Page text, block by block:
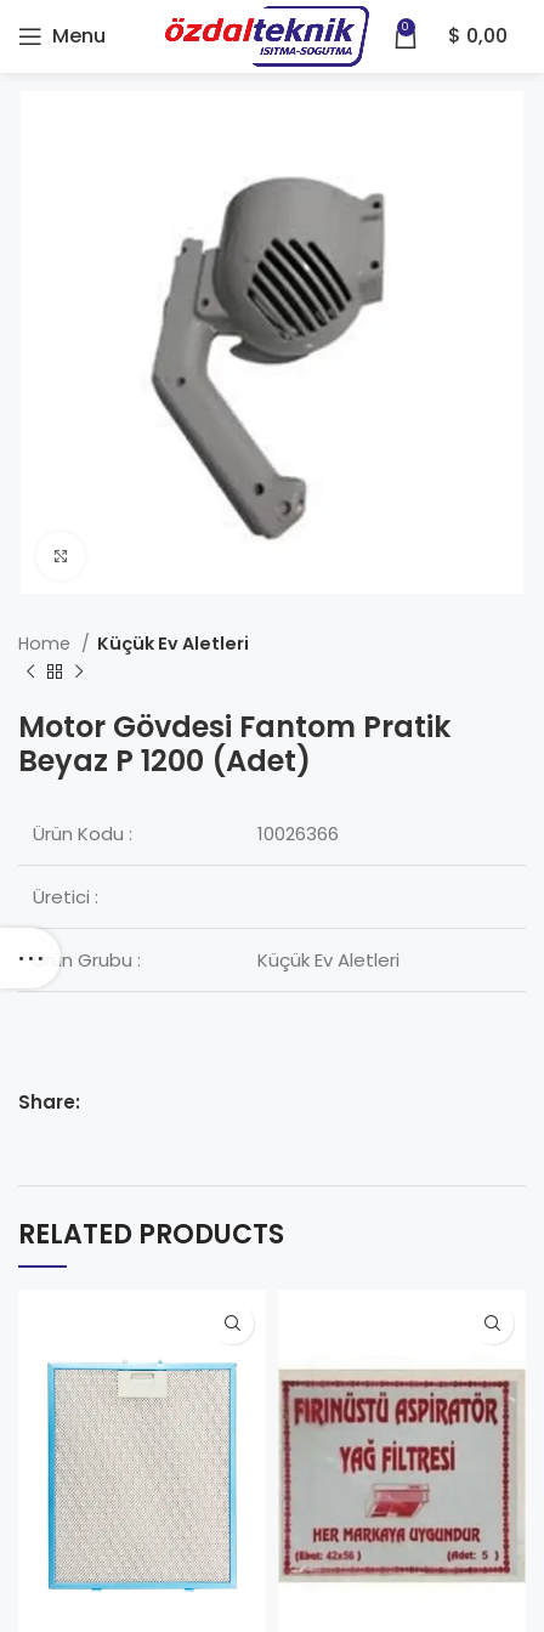
Menu 0 $ 0,00
Home Küçük Ev Aletleri
Motor Gövdesi Fantom Pratik
Beyaz P 1200 (Adet)
Ürün Kodu : 10026366
Üretici :
Ürün Grubu : Küçük Ev Aletleri
Share:
RELATED PRODUCTS